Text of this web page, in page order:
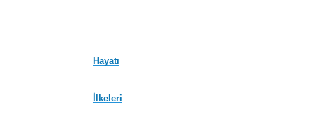
Hayatı
İlkeleri